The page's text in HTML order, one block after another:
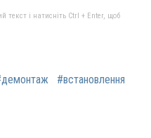
текст і натисніть Ctrl + Enter, щоб
#встановлення